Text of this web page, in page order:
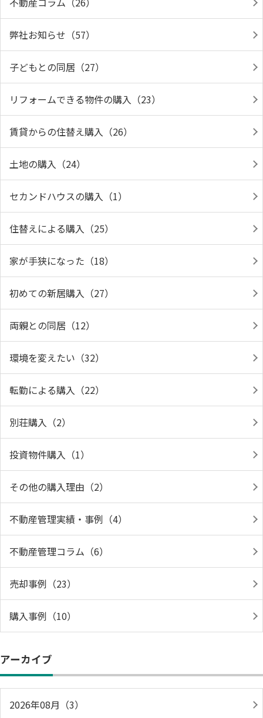
弊社お知らせ（57）
子どもとの同居（27）
リフォームできる物件の購入（23）
賃貸からの住替え購入（26）
土地の購入（24）
セカンドハウスの購入（1）
住替えによる購入（25）
家が手狭になった（18）
初めての新居購入（27）
両親との同居（12）
環境を変えたい（32）
転勤による購入（22）
別荘購入（2）
投資物件購入（1）
その他の購入理由（2）
不動産管理実績・事例（4）
不動産管理コラム（6）
売却事例（23）
購入事例（10）
アーカイブ
2026年08月（3）